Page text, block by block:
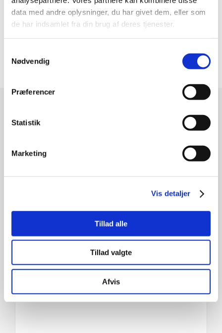
data med andre oplysninger, du har givet dem, eller som
de har indsamlet fra din brug af deres tjenester.
Nødvendig
Præferencer
Statistik
Marketing
Vis detaljer
Tillad alle
Tillad valgte
Afvis
non nulla sit amet nisl tempus
convallis quis ac lectus. Quisque
velit nisi, pretium ut lacinia in,